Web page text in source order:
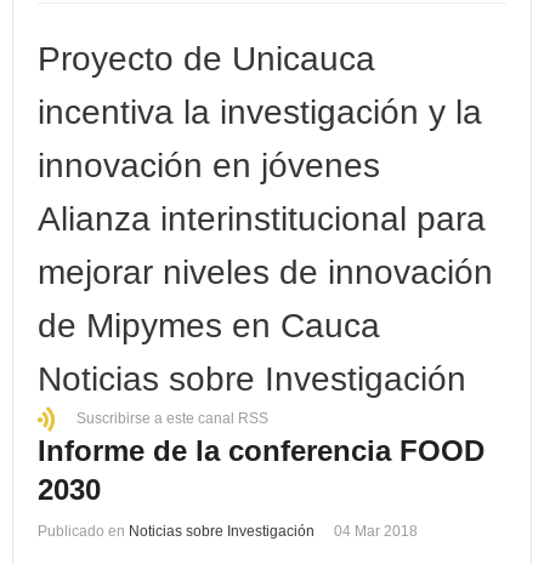
Proyecto de Unicauca
incentiva la investigación y la
innovación en jóvenes
Alianza interinstitucional para
mejorar niveles de innovación
de Mipymes en Cauca
Noticias sobre Investigación
Suscribirse a este canal RSS
Informe de la conferencia FOOD
2030
Publicado en Noticias sobre Investigación 04 Mar 2018